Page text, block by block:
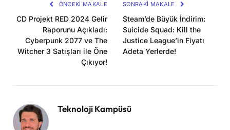
ÖNCEKI MAKALE
CD Projekt RED 2024 Gelir
Raporunu Açıkladı:
Cyberpunk 2077 ve The
Witcher 3 Satışları ile Öne
Çıkıyor!
SONRAKI MAKALE
Steam’de Büyük İndirim:
Suicide Squad: Kill the
Justice League’in Fiyatı
Adeta Yerlerde!
Teknoloji Kampüsü